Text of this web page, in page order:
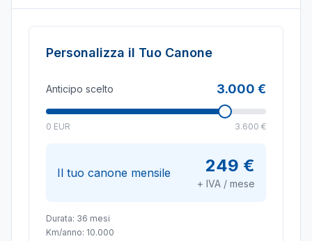
Personalizza il Tuo Canone
Anticipo scelto 3.000 €
0 EUR 3.600 €
Il tuo canone mensile 249 €
+ IVA / mese
Durata: 36 mesi
Km/anno: 10.000